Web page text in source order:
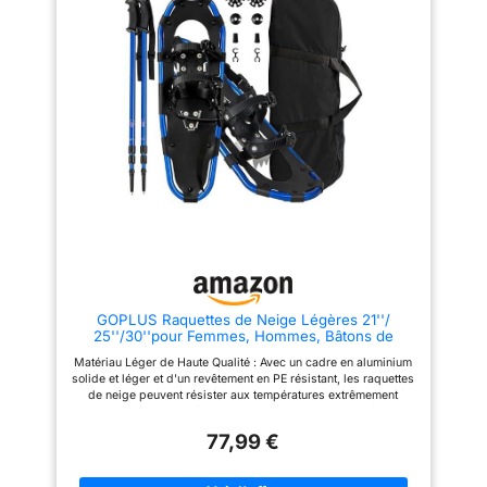
de cliquets doubles réglables,
ce qui les rend faciles à mettre
et à enlever. Les sangles arrière
robustes maintiennent vos
chaussures bien en place,
assurant une marche contrôlée.
【Design profilé unique】Avec
une forme profilée et une queue
légèrement relevée, ces
raquettes légères offrent une
flottabilité maximale et un
déplacement rapide à travers
les champs de neige. Elles
& rangement supplémentaire】
Les bâtons de randonnée inclus
sont réglables en longueur (65
cm-135 cm) et équipés de
une prise en main confortable.
De plus, la sangle pratique et
les clips de rangement assurent
rangement facile, parfaits pour
Ce paquet comprend un sac de
de cliquets doubles réglables,
ce qui les rend faciles à mettre
et à enlever. Les sangles arrière
robustes maintiennent vos
chaussures bien en place,
assurant une marche contrôlée.
【Design profilé unique】Avec
une forme profilée et une queue
légèrement relevée, ces
raquettes légères offrent une
flottabilité maximale et un
déplacement rapide à travers
les champs de neige. Elles
& rangement supplémentaire】
sont réglables en longueur (65
cm-135 cm) et équipés de
une prise en main confortable.
De plus, la sangle pratique et
les clips de rangement assurent
rangement facile, parfaits pour
Ce paquet comprend un sac de
GOPLUS Raquettes de Neige Légères 21''/
25''/30''pour Femmes, Hommes, Bâtons de
d'Aluminium, Sac de Transport Imperméable
(Bleu,25'' | 63x21cm)
Matériau Léger de Haute Qualité : Avec un cadre en aluminium
solide et léger et d'un revêtement en PE résistant, les raquettes
de neige peuvent résister aux températures extrêmement
Conçues pour Randonnée et Escalade Faciles : La conception
flottaison maximale et un mouvement rapide dans des
77,99 €